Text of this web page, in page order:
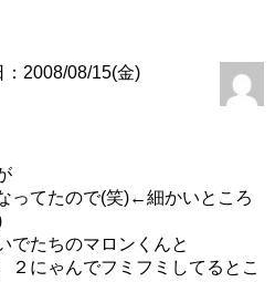
：2008/08/15(金)
ってたので(笑)←細かいところ
でたちのマロンくんと
２にゃんでフミフミしてるとこ